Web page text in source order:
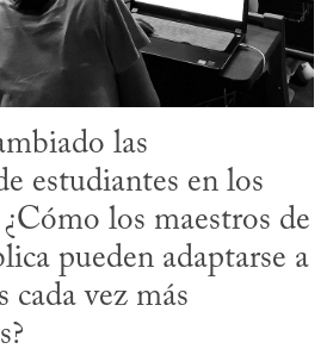
las
estudiantes en los
los maestros de
pueden adaptarse a
cada vez más